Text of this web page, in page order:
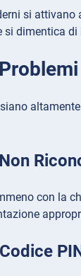
si attivano
si dimentica di
con la